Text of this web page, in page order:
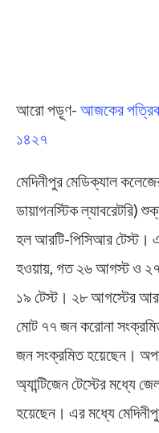
আরো পড়ূণ- আজকের
১৪২৭
মেদিনীপুর মেডিক্যাল
ডায়াগনস্টিক ল্যাবরেটরি)
হল আরটি-পিসিআর টেস্ট।
হওয়ায়, গত ২৬ আগস্ট ও
১৯ টেস্ট। ২৮ আগস্টের
মোট ৭৭ জন করোনা
জন সংক্রমিত হয়েছেন।
অ্যান্টিজেন টেস্টের মধ্যে
হয়েছেন। এর মধ্যে